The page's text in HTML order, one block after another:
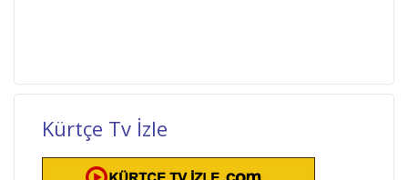
Kürtçe Tv İzle